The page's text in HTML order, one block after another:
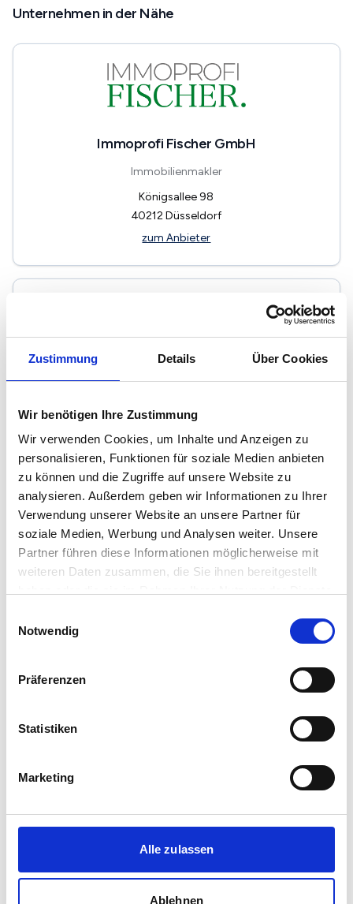
Zustimmung Details Über Cookies
Wir benötigen Ihre Zustimmung
Wir verwenden Cookies, um Inhalte und Anzeigen zu
personalisieren, Funktionen für soziale Medien anbieten
zu können und die Zugriffe auf unsere Website zu
analysieren. Außerdem geben wir Informationen zu Ihrer
Verwendung unserer Website an unsere Partner für
soziale Medien, Werbung und Analysen weiter. Unsere
Partner führen diese Informationen möglicherweise mit
weiteren Daten zusammen, die Sie ihnen bereitgestellt
Notwendig
Präferenzen
Statistiken
Marketing
Alle zulassen
Ablehnen
Unternehmen in der Nähe
Immoprofi Fischer GmbH
Immobilienmakler
Königsallee 98
40212Düsseldorf
zum Anbieter
Hengstebeck Immobilien
Claire-Waldoff-Str. 48
40789
Monheim
zum Anbieter
SCHOMAKER REAL ESTATE
Immobilienmakler